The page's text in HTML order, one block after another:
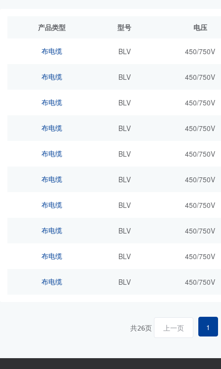
3*4 4*0.75
6*0.75 6*1.5
产品类型 型号 电压
布电缆 BLV 450/750V
布电缆 BLV 450/750V
布电缆 BLV 450/750V
布电缆 BLV 450/750V
布电缆 BLV 450/750V
布电缆 BLV 450/750V
布电缆 BLV 450/750V
布电缆 BLV 450/750V
布电缆 BLV 450/750V
布电缆 BLV 450/750V
共26页 上一页 1